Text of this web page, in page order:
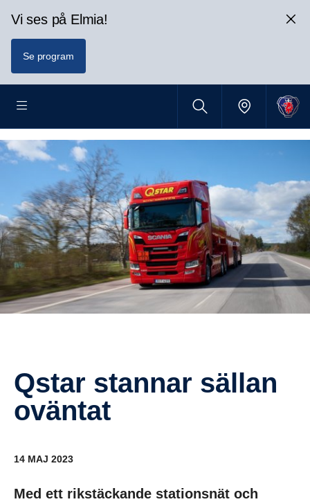
Vi ses på Elmia!
Se program
Qstar stannar sällan
oväntat
14 MAJ 2023
Med ett rikstäckande stationsnät och